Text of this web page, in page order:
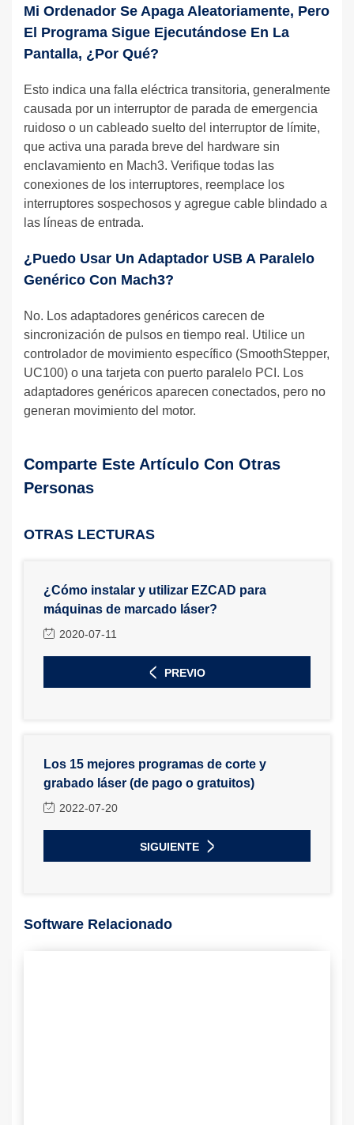
Mi Ordenador Se Apaga Aleatoriamente, Pero
El Programa Sigue Ejecutándose En La
Pantalla, ¿por Qué?
Esto indica una falla eléctrica transitoria, generalmente
causada por un interruptor de parada de emergencia
ruidoso o un cableado suelto del interruptor de límite,
que activa una parada breve del hardware sin
enclavamiento en Mach3. Verifique todas las
conexiones de los interruptores, reemplace los
interruptores sospechosos y agregue cable blindado a
las líneas de entrada.
¿Puedo Usar Un Adaptador USB A Paralelo
Genérico Con Mach3?
No. Los adaptadores genéricos carecen de
sincronización de pulsos en tiempo real. Utilice un
controlador de movimiento específico (SmoothStepper,
UC100) o una tarjeta con puerto paralelo PCI. Los
adaptadores genéricos aparecen conectados, pero no
generan movimiento del motor.
Comparte Este Artículo Con Otras
Personas
OTRAS LECTURAS
¿Cómo instalar y utilizar EZCAD para
máquinas de marcado láser?
2020-07-11
PREVIO
Los 15 mejores programas de corte y
grabado láser (de pago o gratuitos)
2022-07-20
SIGUIENTE
Software Relacionado